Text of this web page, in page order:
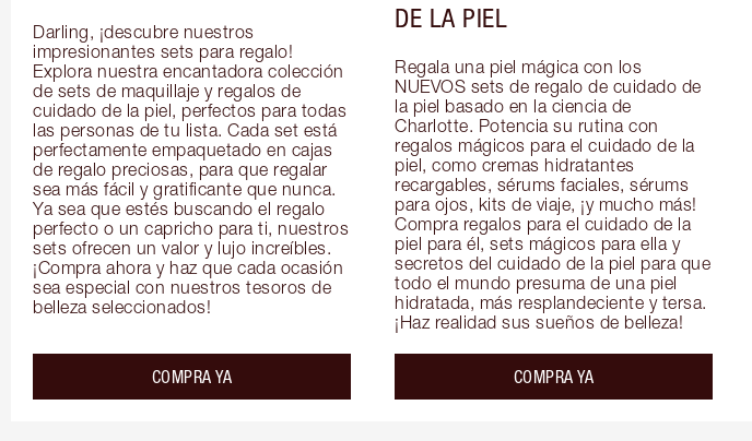
Darling, ¡descubre nuestros
impresionantes sets para regalo!
Explora nuestra encantadora colección
de sets de maquillaje y regalos de
cuidado de la piel, perfectos para todas
las personas de tu lista. Cada set está
perfectamente empaquetado en cajas
de regalo preciosas, para que regalar
sea más fácil y gratificante que nunca.
Ya sea que estés buscando el regalo
perfecto o un capricho para ti, nuestros
sets ofrecen un valor y lujo increíbles.
¡Compra ahora y haz que cada ocasión
sea especial con nuestros tesoros de
belleza seleccionados!
COMPRA YA
DE LA PIEL
Regala una piel mágica con los
NUEVOS sets de regalo de cuidado de
la piel basado en la ciencia de
Charlotte. Potencia su rutina con
regalos mágicos para el cuidado de la
piel, como cremas hidratantes
recargables, sérums faciales, sérums
para ojos, kits de viaje, ¡y mucho más!
Compra regalos para el cuidado de la
piel para él, sets mágicos para ella y
secretos del cuidado de la piel para que
todo el mundo presuma de una piel
hidratada, más resplandeciente y tersa.
¡Haz realidad sus sueños de belleza!
COMPRA YA